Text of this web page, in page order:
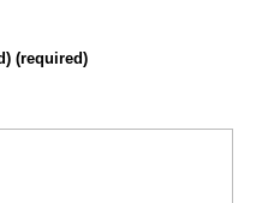
(required)